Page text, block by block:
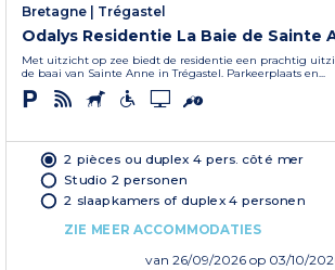
Bretagne
Trégastel
Odalys Residentie La Baie de Sainte
Met uitzicht op zee biedt de residentie een prachtig
de baai van Sainte Anne in Trégastel. Parkeerplaats en...
2 pièces ou duplex 4 pers. côté mer
Studio 2 personen
2 slaapkamers of duplex 4 personen
ZIE MEER ACCOMMODATIES
van 26/09/2026 op 03/10/